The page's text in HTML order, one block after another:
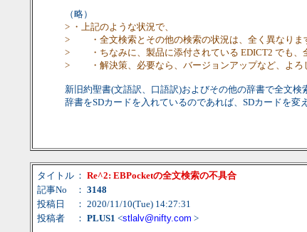
（略）
> ・上記のような状況で、
> ・全文検索とその他の検索の状況は、全く異なりま
> ・ちなみに、製品に添付されている EDICT2 でも、
> ・解決策、必要なら、バージョンアップなど、よろ
新旧約聖書(文語訳、口語訳)およびその他の辞書で全文
辞書をSDカードを入れているのであれば、SDカードを変
タイトル ： Re^2: EBPocketの全文検索の不具合
記事No
： 3148
投稿日
： 2020/11/10(Tue) 14:27:31
投稿者
： PLUS1 <stlalv@nifty.com >